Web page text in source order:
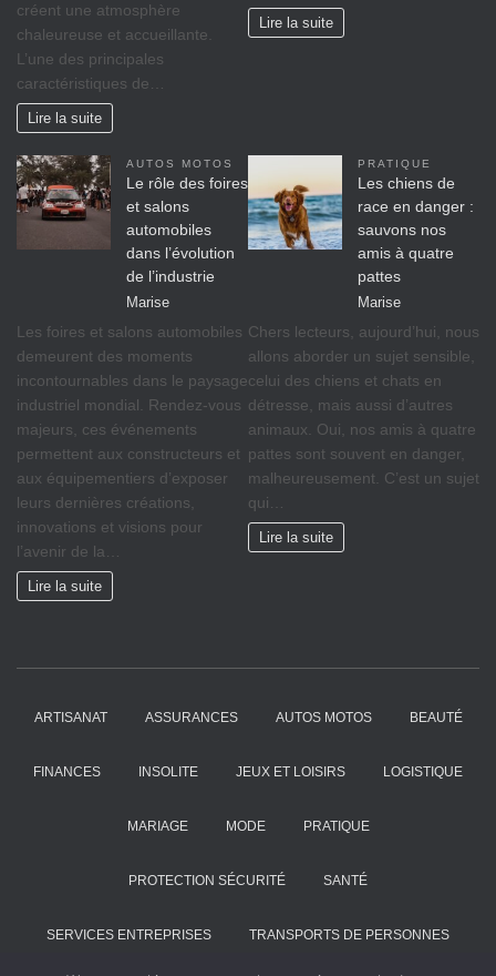
créent une atmosphère
chaleureuse et accueillante.
L’une des principales
caractéristiques de…
Lire la suite
Lire la suite
AUTOS MOTOS
Le rôle des foires
et salons
automobiles
dans l’évolution
de l’industrie
Marise
Les foires et salons automobiles
demeurent des moments
incontournables dans le paysage
industriel mondial. Rendez-vous
majeurs, ces événements
permettent aux constructeurs et
aux équipementiers d’exposer
leurs dernières créations,
innovations et visions pour
l’avenir de la…
Lire la suite
PRATIQUE
Les chiens de
race en danger :
sauvons nos
amis à quatre
pattes
Marise
Chers lecteurs, aujourd’hui, nous
allons aborder un sujet sensible,
celui des chiens et chats en
détresse, mais aussi d’autres
animaux. Oui, nos amis à quatre
pattes sont souvent en danger,
malheureusement. C’est un sujet
qui…
Lire la suite
ARTISANAT ASSURANCES AUTOS MOTOS BEAUTÉ
FINANCES INSOLITE JEUX ET LOISIRS LOGISTIQUE
MARIAGE MODE PRATIQUE
PROTECTION SÉCURITÉ SANTÉ
SERVICES ENTREPRISES TRANSPORTS DE PERSONNES